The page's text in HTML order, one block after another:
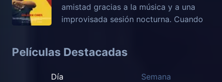
amistad gracias a la música y a una
improvisada sesión nocturna. Cuando
Películas Destacadas
Día Semana